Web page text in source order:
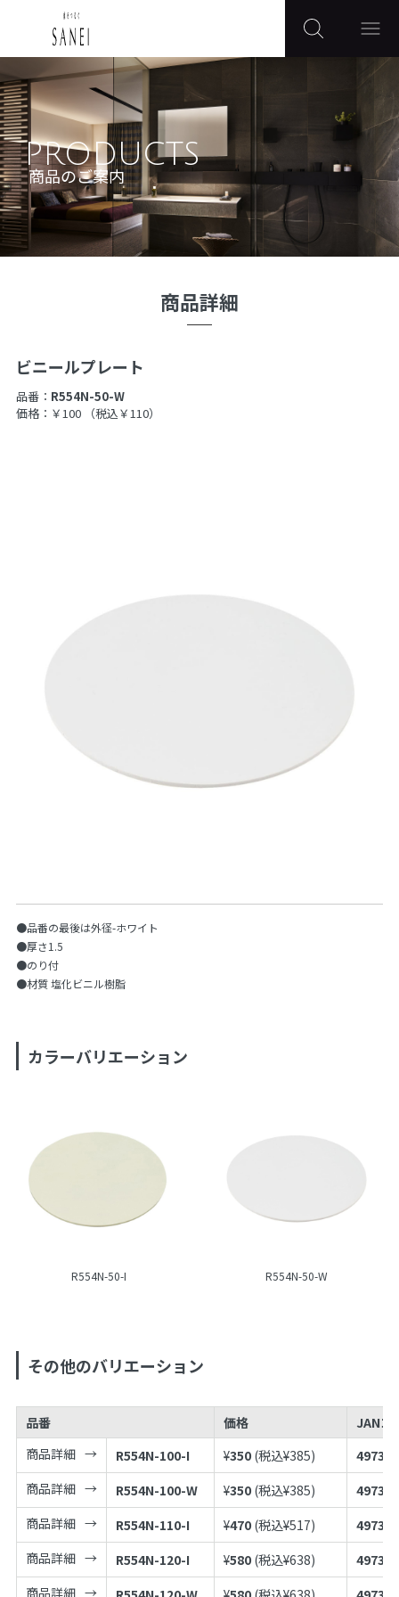
PRODUCTS
商品のご案内
商品詳細
ビニールプレート
品番： R554N-50-W
価格：￥100
（税込￥110）
●品番の最後は外径-ホワイト
●厚さ1.5
●のり付
●材質 塩化ビニル樹脂
カラーバリエーション
R554N-50-I R554N-50-W
その他のバリエーション
品番 価格
JANコ
商品詳細
R554N-100-I ¥350 (税込¥385)
商品詳細
R554N-100-W ¥350 (税込¥385)
商品詳細
R554N-110-I ¥470 (税込¥517)
商品詳細
R554N-120-I ¥580 (税込¥638)
商品詳細